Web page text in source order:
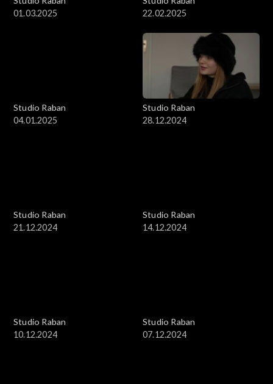
01.03.2025
22.02.2025
Studio Raban
04.01.2025
Studio Raban
28.12.2024
Studio Raban
21.12.2024
Studio Raban
14.12.2024
Studio Raban
10.12.2024
Studio Raban
07.12.2024